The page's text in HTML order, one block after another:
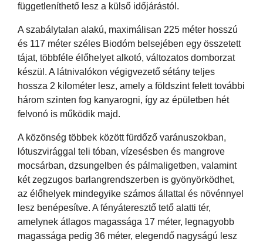
függetleníthető lesz a külső időjárástól.
A szabálytalan alakú, maximálisan 225 méter hosszú
és 117 méter széles Biodóm belsejében egy összetett
tájat, többféle élőhelyet alkotó, változatos domborzat
készül. A látnivalókon végigvezető sétány teljes
hossza 2 kilométer lesz, amely a földszint felett további
három szinten fog kanyarogni, így az épületben hét
felvonó is működik majd.
A közönség többek között fürdőző varánuszokban,
lótuszvirággal teli tóban, vízesésben és mangrove
mocsárban, dzsungelben és pálmaligetben, valamint
két zegzugos barlangrendszerben is gyönyörködhet,
az élőhelyek mindegyike számos állattal és növénnyel
lesz benépesítve. A fényáteresztő tető alatti tér,
amelynek átlagos magassága 17 méter, legnagyobb
magassága pedig 36 méter, elegendő nagyságú lesz